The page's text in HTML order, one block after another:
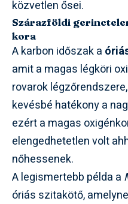
közvetlen ősei.
Szárazföldi
kora
A karbon időszak a
amit a magas légköri
rovarok
kevésbé hatékony a
ezért a magas
elengedhetetlen volt
nőhessenek.
A legismertebb példa a
óriás szitakötő,